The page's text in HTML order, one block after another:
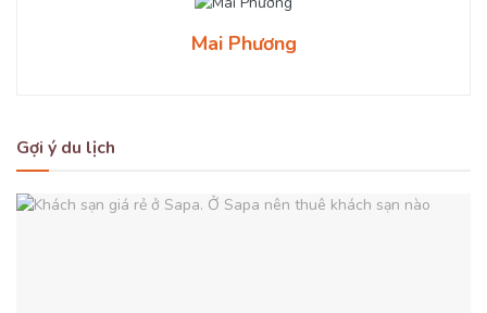
Mai Phương
Gợi ý du lịch